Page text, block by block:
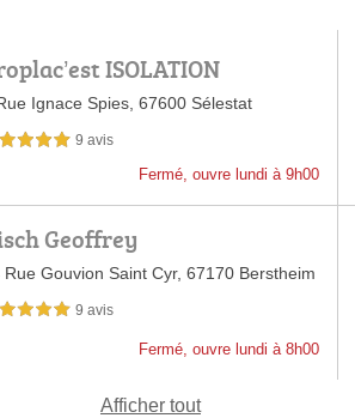
ISOLATION
Ignace Spies,67600 Sélestat
étoiles sur 5 9 avis
Fermé, ouvre lundi à 9h00
Geoffrey
Rue Gouvion Saint Cyr,67170 Berstheim
étoiles sur 5 9 avis
Fermé, ouvre lundi à 8h00
Afficher tout